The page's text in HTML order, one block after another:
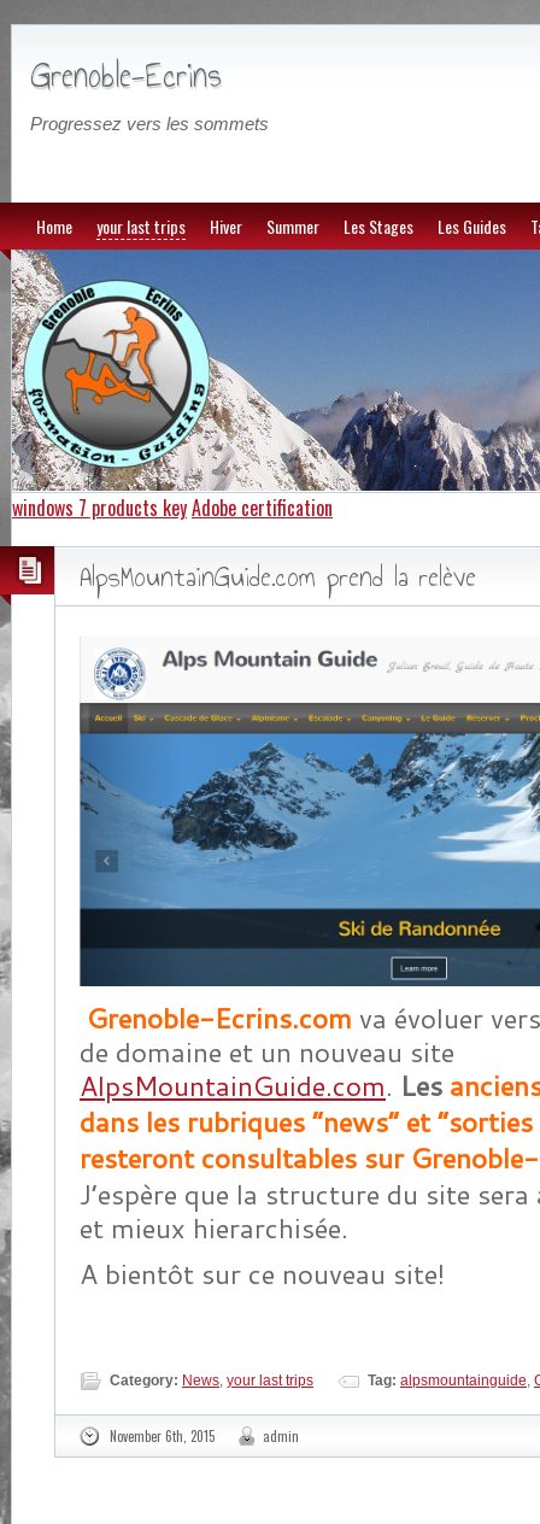
Grenoble-Ecrins
Progressez vers les sommets
Home your last trips Hiver Summer Les Stages Les Guides
windows 7 products keyAdobe certification
AlpsMountainGuide.com prend la relève
Grenoble-Ecrins.com va évoluer
de domaine et un nouveau site
AlpsMountainGuide.com. Les
dans les rubriques “news” et “sorties
resteront consultables sur
J’espère que la structure du site
et mieux hierarchisée.
A bientôt sur ce nouveau site!
Category: News, your last trips Tag: alpsmountainguide,
November 6th, 2015 admin